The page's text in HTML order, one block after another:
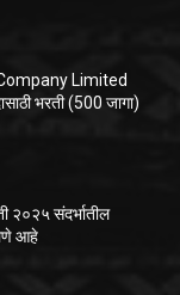
Limited
भरती (500 जागा)
२०२५ संदर्भातील
आहे